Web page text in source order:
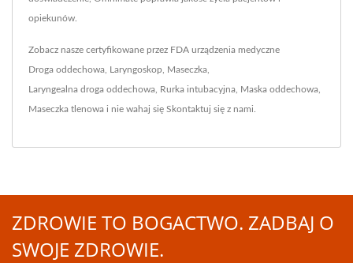
opiekunów.
Zobacz nasze certyfikowane przez FDA urządzenia medyczne
Droga oddechowa Laryngoskop Maseczka
Laryngealna droga oddechowa Rurka intubacyjna Maska oddechowa
Maseczka tlenowa i nie wahaj się Skontaktuj się z nami
ZDROWIE TO BOGACTWO. ZADBAJ O
SWOJE ZDROWIE.